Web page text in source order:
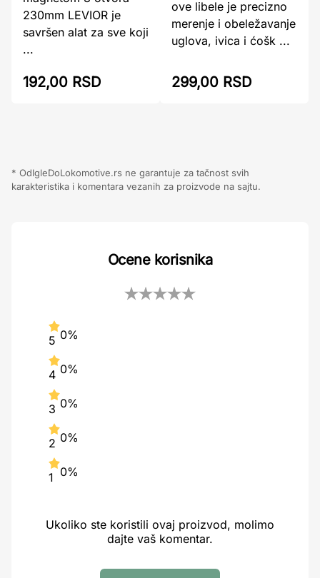
230mm LEVIOR je
savršen alat za sve koji
...
192,00 RSD
ove libele je precizno
merenje i obeležavanje
uglova, ivica i ćošk ...
299,00 RSD
* OdIgleDoLokomotive.rs ne garantuje za tačnost svih
karakteristika i komentara vezanih za proizvode na sajtu.
Ocene korisnika
5 0%
4 0%
3 0%
2 0%
1 0%
Ukoliko ste koristili ovaj proizvod, molimo
dajte vaš komentar.